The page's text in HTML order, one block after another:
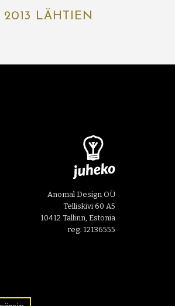
LÄHTIEN
Anomal Design OÜ
Telliskivi 60 A5
10412 Tallinn, Estonia
reg: 12136555